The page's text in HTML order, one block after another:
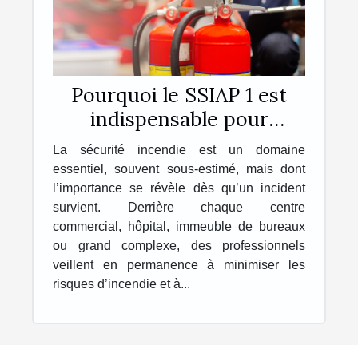
Pourquoi le SSIAP 1 est
indispensable pour
travailler dans la sécurité
incendie ?
La sécurité incendie est un domaine
essentiel, souvent sous-estimé, mais dont
l’importance se révèle dès qu’un incident
survient. Derrière chaque centre
commercial, hôpital, immeuble de bureaux
ou grand complexe, des professionnels
veillent en permanence à minimiser les
risques d’incendie et à...